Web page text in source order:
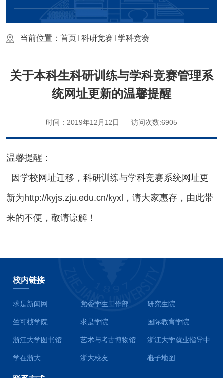
当前位置：首页 科研竞赛 学科竞赛
关于本科生科研训练与学科竞赛管理系
统网址更新的温馨提醒
时间：2019年12月12日 访问次数:6905
温馨提醒：
因学校网址迁移，科研训练与学科竞赛系统网址更
新为http://kyjs.zju.edu.cn/kyxl，请大家惠存，由此带
来的不便，敬请谅解！
校内链接
求是新闻网 党委学生工作部 研究生院
竺可桢学院 求是学院 国际教育学院
浙江大学图书馆 艺术与考古博物馆 浙江大学就业指导中
心
学在浙大 浙大校友 电子地图